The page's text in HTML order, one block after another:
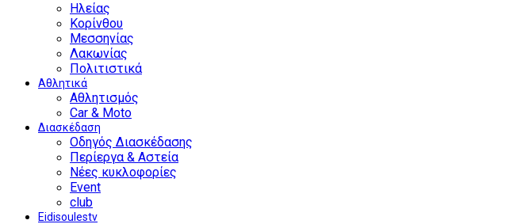
Ηλείας
Κορίνθου
Μεσσηνίας
Λακωνίας
Πολιτιστικά
Αθλητικά
Αθλητισμός
Car & Moto
Διασκέδαση
Οδηγός Διασκέδασης
Περίεργα & Αστεία
Νέες κυκλοφορίες
Event
club
Eidisoulestv